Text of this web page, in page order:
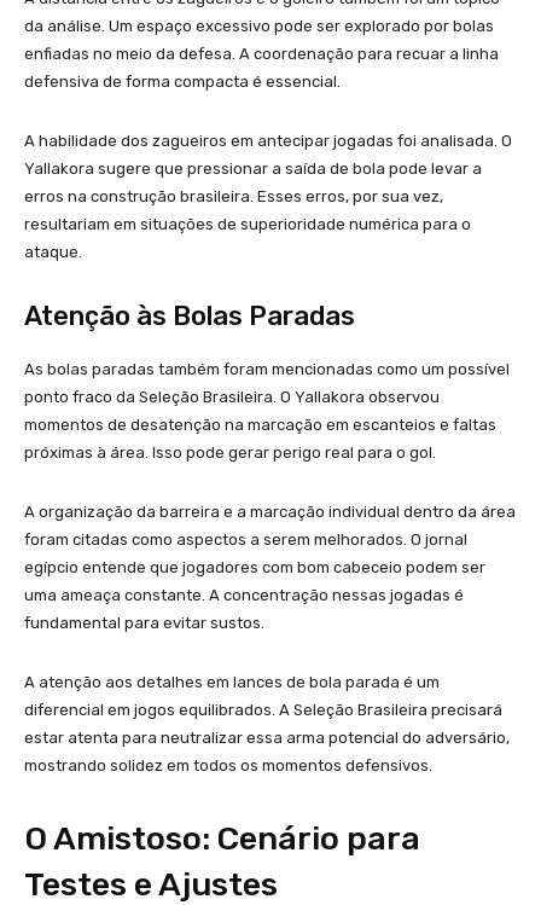
da análise. Um espaço excessivo pode ser explorado por bolas
enfiadas no meio da defesa. A coordenação para recuar a linha
defensiva de forma compacta é essencial.
A habilidade dos zagueiros em antecipar jogadas foi analisada. O
Yallakora sugere que pressionar a saída de bola pode levar a
erros na construção brasileira. Esses erros, por sua vez,
resultariam em situações de superioridade numérica para o
ataque.
Atenção às Bolas Paradas
As bolas paradas também foram mencionadas como um possível
ponto fraco da Seleção Brasileira. O Yallakora observou
momentos de desatenção na marcação em escanteios e faltas
próximas à área. Isso pode gerar perigo real para o gol.
A organização da barreira e a marcação individual dentro da área
foram citadas como aspectos a serem melhorados. O jornal
egípcio entende que jogadores com bom cabeceio podem ser
uma ameaça constante. A concentração nessas jogadas é
fundamental para evitar sustos.
A atenção aos detalhes em lances de bola parada é um
diferencial em jogos equilibrados. A Seleção Brasileira precisará
estar atenta para neutralizar essa arma potencial do adversário,
mostrando solidez em todos os momentos defensivos.
O Amistoso: Cenário para
Testes e Ajustes